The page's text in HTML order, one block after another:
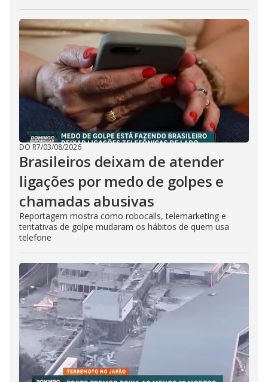
DO R7/03/08/2026
Brasileiros deixam de atender
ligações por medo de golpes e
chamadas abusivas
Reportagem mostra como robocalls, telemarketing e
tentativas de golpe mudaram os hábitos de quem usa
telefone